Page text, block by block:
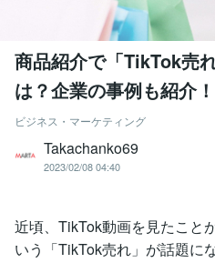
商品紹介で「TikTok売
は？企業の事例も紹介！
ビジネス・マーケティング
Takachanko69
2023/02/08 04:40
近頃、TikTok動画を見たこと
いう「TikTok売れ」が話題に